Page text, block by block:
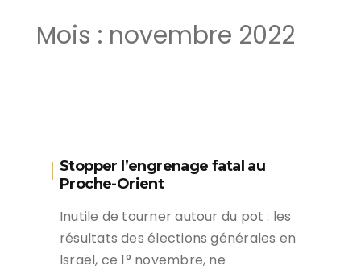
Mois : novembre 2022
Stopper l’engrenage fatal au
Proche-Orient
Inutile de tourner autour du pot : les
résultats des élections générales en
Israël, ce 1° novembre, ne